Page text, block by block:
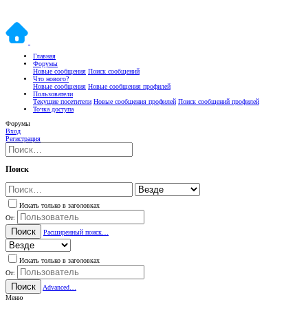
Главная
Форумы
Новые сообщения Поиск сообщений
Что нового?
Новые сообщения Новые сообщения профилей
Пользователи
Текущие посетители Новые сообщения профилей Поиск сообщений профилей
Точка доступа
Форумы
Вход
Регистрация
Поиск
Искать только в заголовках
От:
Поиск Расширенный поиск…
Искать только в заголовках
От:
Поиск
Advanced…
Меню